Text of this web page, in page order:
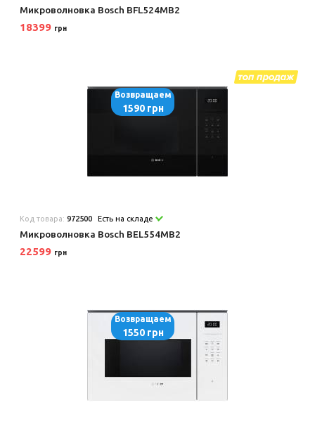
Микроволновка Bosch BFL524MB2
18399 грн
Возвращаем
1590 грн
Код товара:972500 Есть на складе
Микроволновка Bosch BEL554MB2
22599 грн
Возвращаем
1550 грн